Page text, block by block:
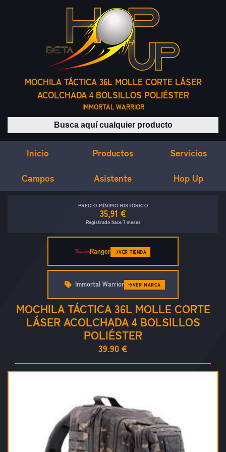
MOCHILA TÁCTICA 36L MOLLE CORTE LÁSER
ACOLCHADA 4 BOLSILLOS POLIÉSTER
IMMORTAL WARRIOR
Buscar productos
Inicio Productos Servicios
Campos Asistente Hop Up
PRECIO MÍNIMO HISTÓRICO
35,91 €
Registrado hace 7 meses
Ranger VER TIENDA
MOCHILA TÁCTICA 36L MOLLE CORTE
LÁSER ACOLCHADA 4 BOLSILLOS
POLIÉSTER
39.90 €
Immortal Warrior VER MARCA